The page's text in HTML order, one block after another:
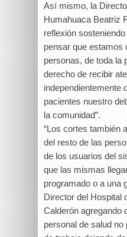
Así mismo, la
Humahuaca Beatriz
reflexión
pensar que estamos
personas, de toda la
derecho de recibir
independientemente
pacientes nuestro
la comunidad”.
“Los cortes también
del resto de las
de los usuarios del
que las mismas
programado o a una
Director del Hospital
Calderón agregando
personal de salud no